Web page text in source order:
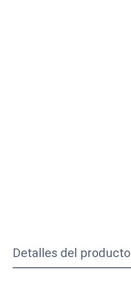
Detalles del producto